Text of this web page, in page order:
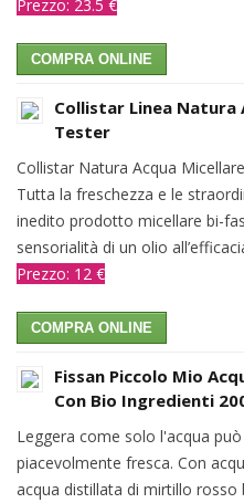
Prezzo: 23.5 €
COMPRA ONLINE
Collistar Linea Natura
Tester
Collistar Natura Acqua
Tutta la freschezza e le
inedito prodotto micellare bi-
sensorialità di un olio
Prezzo: 12 €
COMPRA ONLINE
Fissan Piccolo Mio
Con Bio Ingredienti
Leggera come solo l'acqua
piacevolmente fresca. Con
acqua distillata di mirtillo